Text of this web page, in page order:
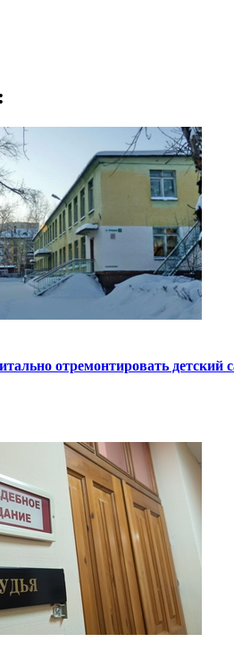
отремонтировать детский